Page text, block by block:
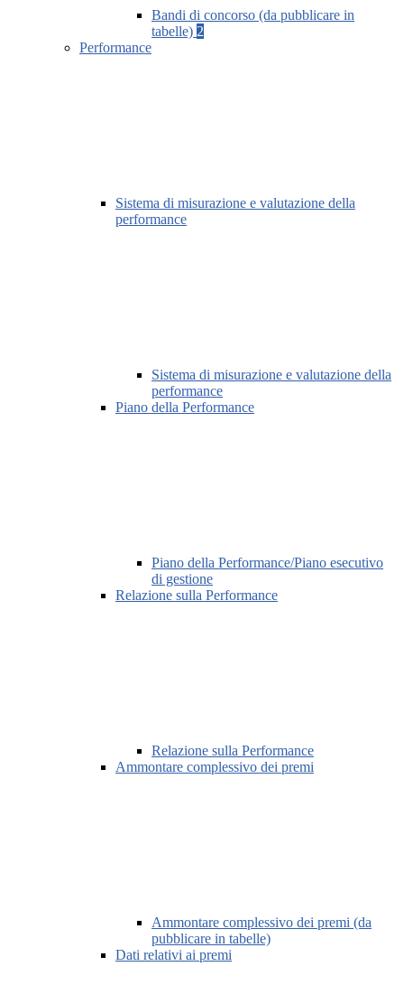
Bandi di concorso (da pubblicare in
tabelle) 2
Performance
Sistema di misurazione e valutazione della
performance
Sistema di misurazione e valutazione della
performance
Piano della Performance
Piano della Performance/Piano esecutivo
di gestione
Relazione sulla Performance
Relazione sulla Performance
Ammontare complessivo dei premi
Ammontare complessivo dei premi (da
pubblicare in tabelle)
Dati relativi ai premi